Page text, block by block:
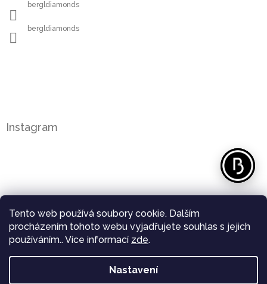
Tento web používá soubory cookie. Dalším
procházením tohoto webu vyjadřujete souhlas s jejich
používáním.. Více informací zde.
Nastavení
bergldiamonds
bergldiamonds
Instagram
Sledovat na Instagramu